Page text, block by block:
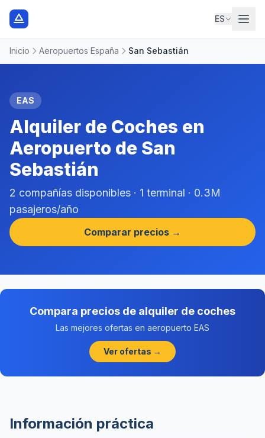
ES
Inicio Aeropuertos España San Sebastián
EAS
Alquiler de Coches en
Aeropuerto de San
Sebastián
2 compañías disponibles · 1 terminal · 0.3M
pasajeros/año
Comparar precios →
Compara precios de alquiler de coches
Las mejores ofertas en aeropuerto EAS
Ver ofertas →
Información práctica